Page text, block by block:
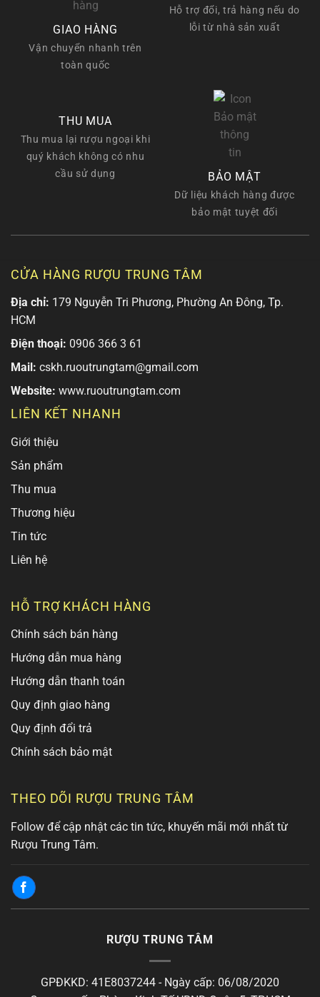
GIAO HÀNG
Vận chuyển nhanh trên
toàn quốc
Hỗ trợ đổi, trả hàng nếu do
lỗi từ nhà sản xuất
THU MUA
Thu mua lại rượu ngoại khi
quý khách không có nhu
cầu sử dụng
BẢO MẬT
Dữ liệu khách hàng được
bảo mật tuyệt đối
CỬA HÀNG RƯỢU TRUNG TÂM
Địa chỉ: 179 Nguyễn Tri Phương, Phường An Đông, Tp.
HCM
Điện thoại: 0906 366 3 61
Mail: cskh.ruoutrungtam@gmail.com
Website: www.ruoutrungtam.com
LIÊN KẾT NHANH
Giới thiệu
Sản phẩm
Thu mua
Thương hiệu
Tin tức
Liên hệ
HỖ TRỢ KHÁCH HÀNG
Chính sách bán hàng
Hướng dẫn mua hàng
Hướng dẫn thanh toán
Quy định giao hàng
Quy định đổi trả
Chính sách bảo mật
THEO DÕI RƯỢU TRUNG TÂM
Follow để cập nhật các tin tức, khuyến mãi mới nhất từ
Rượu Trung Tâm.
RƯỢU TRUNG TÂM
GPĐKKD: 41E8037244 - Ngày cấp: 06/08/2020